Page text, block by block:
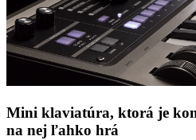
Mini klaviatúra, ktorá je
na nej ľahko hrá